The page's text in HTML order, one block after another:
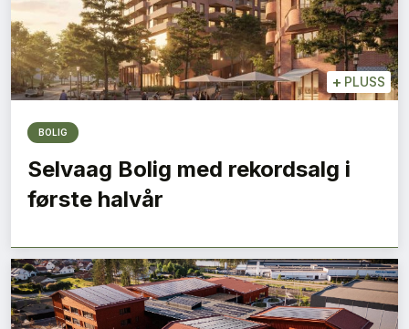
+ PLUSS
BOLIG
Selvaag Bolig med rekordsalg i
første halvår